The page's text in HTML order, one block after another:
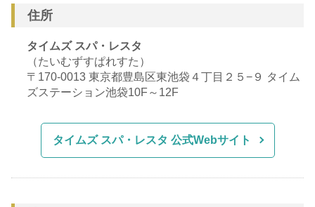
住所
タイムズ スパ・レスタ
（たいむずすぱれすた）
〒170-0013 東京都豊島区東池袋４丁目２５−９ タイム
ズステーション池袋10F～12F
タイムズ スパ・レスタ 公式Webサイト